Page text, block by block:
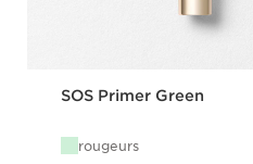
SOS Primer Green
rougeurs